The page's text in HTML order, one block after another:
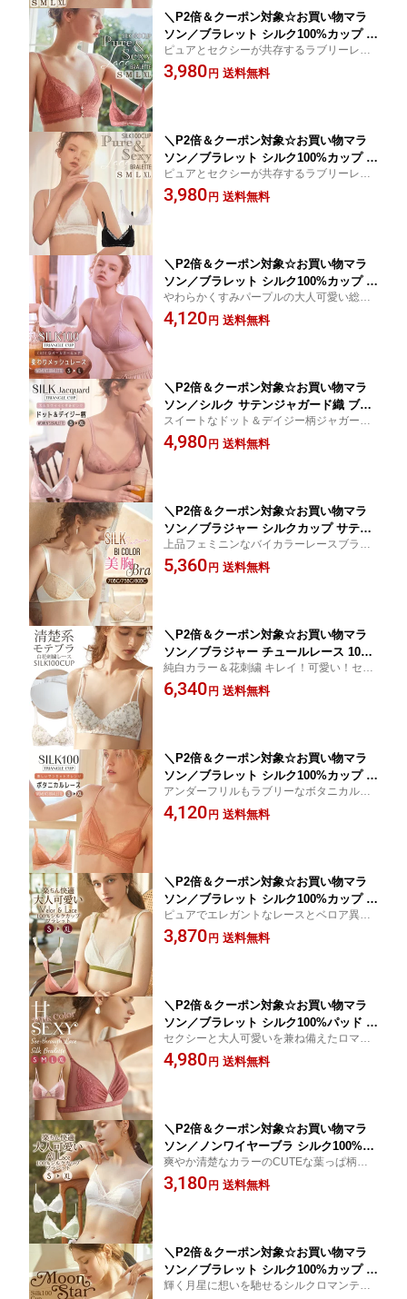
＼P2倍＆クーポン対象☆お買い物マラ
ソン／ブラレット シルク100%カップ 総
レース ブラジャー フラワー スカラップ
レース 三角ブラ ノンワイヤー 花柄 ミ
ピュアとセクシーが共存するラブリーレデ
ィブラレット☆ ワイヤレス 三角カップ☆別
売りお揃いショーツあり☆超軽量 吸湿速乾
3,980円 送料無料
＼P2倍＆クーポン対象☆お買い物マラ
ソン／ブラレット シルク100%カップ 総
レース ブラジャー フラワー 三角ブラ
バックオープン クロス U字 ノンワイヤ
ピュアとセクシーが共存するラブリーレデ
ィブラレット☆ ワイヤレス 三角カップ☆別
売りお揃いショーツあり☆超軽量 吸湿速乾
3,980円 送料無料
＼P2倍＆クーポン対象☆お買い物マラ
ソン／ブラレット シルク100%カップ 総
レース メッシュレース 美背中 バックレ
ース スカラップ ブラジャー 三角ブラ
やわらかくすみパープルの大人可愛い総レ
ースブラレット☆ワイヤレス 三角カップ☆
別売りお揃いショーツあり☆超軽量 吸湿速
4,120円 送料無料
＼P2倍＆クーポン対象☆お買い物マラ
ソン／シルク サテンジャガード織 ブラ
レット ストレッチ ドット デイジー フ
ラワー 花柄 カシュクール チュールレー
スイートなドット＆デイジー柄ジャガード
大人可愛いブラレット☆ワイヤレス 三角カ
ップ☆別売りお揃いショーツあり☆超軽量
4,980円 送料無料
＼P2倍＆クーポン対象☆お買い物マラ
ソン／ブラジャー シルクカップ サテン
バイカラー 配色 チュールレース 刺繍
ワイヤー ノンパテッドブラ ノンパッド
上品フェミニンなバイカラーレースブラ☆
下垂防止 くい込まない 痛くならない 極細
糸 吸湿速乾 快適 高い通気性 ムレない
5,360円 送料無料
＼P2倍＆クーポン対象☆お買い物マラ
ソン／ブラジャー チュールレース 10
0％シルク裏打ち 花刺繍 シースルー ワ
イヤー入り ノンパテッドブラ 透け感 セ
純白カラー＆花刺繍 キレイ！可愛い！セン
シュアルな魅力がいっぱい詰まったシルク
ブラ☆下垂防止 くい込まない 痛くならない
6,340円 送料無料
＼P2倍＆クーポン対象☆お買い物マラ
ソン／ブラレット シルク100%カップ 総
レース バイカラー ボタニカル柄 フリル
レース サテンベルト ダブルストラップ
アンダーフリルもラブリーなボタニカル柄
総レースブラレット☆ワイヤレス 三角カッ
プ☆別売りお揃いショーツあり☆超軽量 吸
4,120円 送料無料
＼P2倍＆クーポン対象☆お買い物マラ
ソン／ブラレット シルク100%カップ 配
色 ベロア レース バイカラー 異素材コ
ンビ ブラジャー 三角ブラ ノンワイヤー
ピュアでエレガントなレースとベロア異素
材コンビブラレット☆ベルベット ワイヤレ
ス 三角カップ☆別売りお揃いショーツあり
3,870円 送料無料
＼P2倍＆クーポン対象☆お買い物マラ
ソン／ブラレット シルク100%パッド シ
ースルーレース サテン カットアウト ブ
ラジャー チュールレース 三角ブラ ノン
セクシーと大人可愛いを兼ね備えたロマン
ティックブラレット☆ ワイヤレス 三角カッ
プ☆別売りお揃いショーツあり☆超軽量 吸
4,980円 送料無料
＼P2倍＆クーポン対象☆お買い物マラ
ソン／ノンワイヤーブラ シルク100%パ
ッド シースルーブラ 透け感 レース ボ
タニカル柄 つる柄 葉っぱ柄 ブラジャー
爽やか清楚なカラーのCUTEな葉っぱ柄総
レースシースルーブラ☆ベルベット ワイヤ
レス 三角カップ☆別売りお揃いショーツあ
3,180円 送料無料
＼P2倍＆クーポン対象☆お買い物マラ
ソン／ブラレット シルク100%カップ 総
レース 月 星 ゴールド箔プリント love
輝く月星に想いを馳せるシルクロマンティ